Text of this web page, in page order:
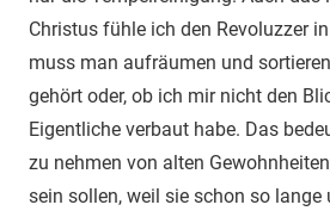
Christus fühle ich den Revoluzzer
muss man aufräumen und
gehört oder, ob ich mir nicht den
Eigentliche verbaut habe. Das
zu nehmen von alten
sein sollen, weil sie schon so